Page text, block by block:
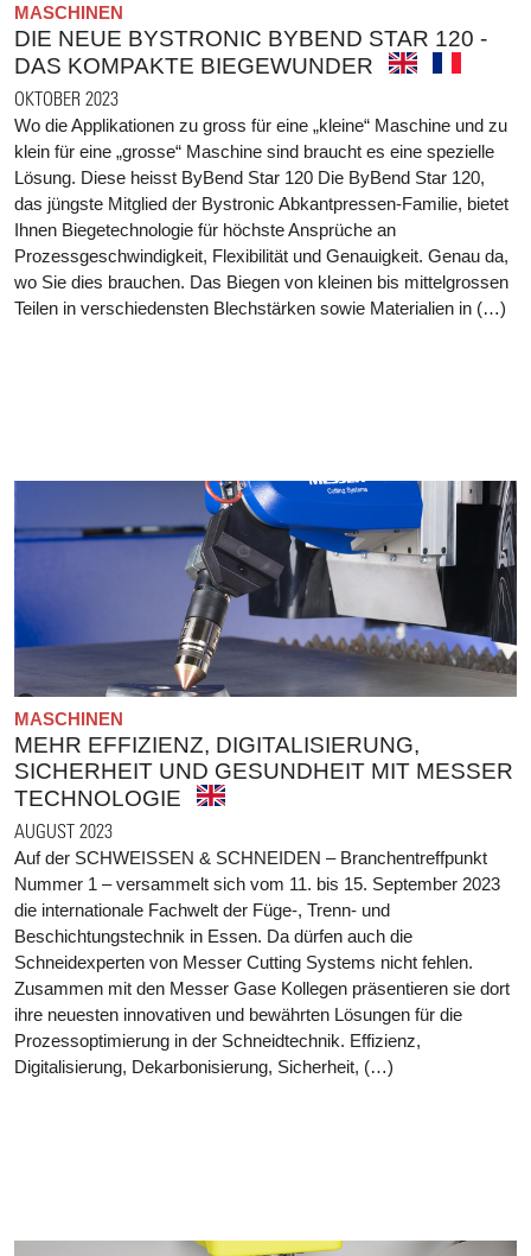
MASCHINEN
DIE NEUE BYSTRONIC BYBEND STAR 120 -
DAS KOMPAKTE BIEGEWUNDER
OKTOBER 2023
Wo die Applikationen zu gross für eine „kleine“ Maschine und zu
klein für eine „grosse“ Maschine sind braucht es eine spezielle
Lösung. Diese heisst ByBend Star 120 Die ByBend Star 120,
das jüngste Mitglied der Bystronic Abkantpressen-Familie, bietet
Ihnen Biegetechnologie für höchste Ansprüche an
Prozessgeschwindigkeit, Flexibilität und Genauigkeit. Genau da,
wo Sie dies brauchen. Das Biegen von kleinen bis mittelgrossen
Teilen in verschiedensten Blechstärken sowie Materialien in (…)
MASCHINEN
MEHR EFFIZIENZ, DIGITALISIERUNG,
SICHERHEIT UND GESUNDHEIT MIT MESSER
TECHNOLOGIE
AUGUST 2023
Auf der SCHWEISSEN & SCHNEIDEN – Branchentreffpunkt
Nummer 1 – versammelt sich vom 11. bis 15. September 2023
die internationale Fachwelt der Füge-, Trenn- und
Beschichtungstechnik in Essen. Da dürfen auch die
Schneidexperten von Messer Cutting Systems nicht fehlen.
Zusammen mit den Messer Gase Kollegen präsentieren sie dort
ihre neuesten innovativen und bewährten Lösungen für die
Prozessoptimierung in der Schneidtechnik. Effizienz,
Digitalisierung, Dekarbonisierung, Sicherheit, (…)